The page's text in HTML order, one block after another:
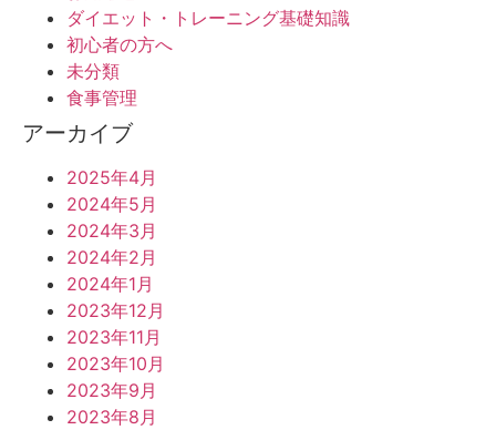
ダイエット・トレーニング基礎知識
初心者の方へ
未分類
食事管理
アーカイブ
2025年4月
2024年5月
2024年3月
2024年2月
2024年1月
2023年12月
2023年11月
2023年10月
2023年9月
2023年8月